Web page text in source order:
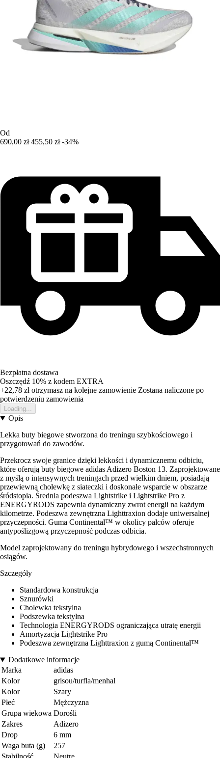
Od
690,00 zł 455,50 zł -34%
Bezpłatna dostawa
Oszczędź 10% z kodem EXTRA
+22,78 złotrzymasz na kolejne zamowienie Zostana naliczone po
potwierdzeniu zamowienia
Loading...
Opis
Lekka buty biegowe stworzona do treningu szybkościowego i
przygotowań do zawodów.
Przekrocz swoje granice dzięki lekkości i dynamicznemu odbiciu,
które oferują buty biegowe adidas Adizero Boston 13. Zaprojektowane
z myślą o intensywnych treningach przed wielkim dniem, posiadają
przewiewną cholewkę z siateczki i doskonałe wsparcie w obszarze
śródstopia. Średnia podeszwa Lightstrike i Lightstrike Pro z
ENERGYRODS zapewnia dynamiczny zwrot energii na każdym
kilometrze. Podeszwa zewnętrzna Lighttraxion dodaje uniwersalnej
przyczepności. Guma Continental™ w okolicy palców oferuje
antypoślizgową przyczepność podczas odbicia.
Model zaprojektowany do treningu hybrydowego i wszechstronnych
osiągów.
Szczegóły
Standardowa konstrukcja
Sznurówki
Cholewka tekstylna
Podszewka tekstylna
Technologia ENERGYRODS ograniczająca utratę energii
Amortyzacja Lightstrike Pro
Podeszwa zewnętrzna Lighttraxion z gumą Continental™
Dodatkowe informacje
Marka
adidas
Kolor
grisou/turfla/menhal
Kolor
Szary
Płeć
Mężczyzna
Grupa wiekowa Dorośli
Zakres
Adizero
Drop
6 mm
Waga buta (g)
257